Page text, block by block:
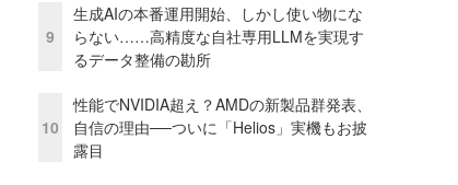
9
生成AIの本番運用開始、しかし使い物にな
らない……高精度な自社専用LLMを実現す
るデータ整備の勘所
10
性能でNVIDIA超え？AMDの新製品群発表、
自信の理由──ついに「Helios」実機もお披
露目